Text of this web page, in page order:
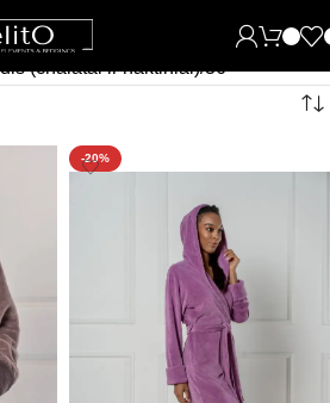
(chalatai ir naktiniai) 36
-20%